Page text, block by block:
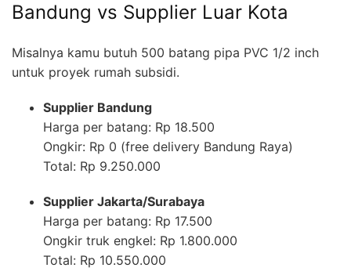
Bandung vs Supplier Luar Kota
Misalnya kamu butuh 500 batang pipa PVC 1/2 inch
untuk proyek rumah subsidi.
Supplier Bandung
Harga per batang: Rp 18.500
Ongkir: Rp 0 (free delivery Bandung Raya)
Total: Rp 9.250.000
Supplier Jakarta/Surabaya
Harga per batang: Rp 17.500
Ongkir truk engkel: Rp 1.800.000
Total: Rp 10.550.000